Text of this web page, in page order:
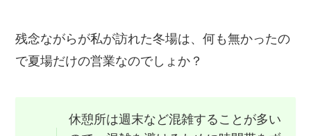
残念ながらが私が訪れた冬場は、何も無かったの
で夏場だけの営業なのでしょか？
休憩所は週末など混雑することが多い